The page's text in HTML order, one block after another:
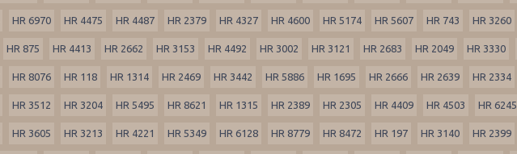
HR 6970 HR 4475 HR 4487 HR 2379 HR 4327 HR 4600 HR 5174 HR 5607 HR 743 HR 3260
HR 875 HR 4413 HR 2662 HR 3153 HR 4492 HR 3002 HR 3121 HR 2683 HR 2049 HR 3330
HR 8076 HR 118 HR 1314 HR 2469 HR 3442 HR 5886 HR 1695 HR 2666 HR 2639 HR 2334
HR 3512 HR 3204 HR 5495 HR 8621 HR 1315 HR 2389 HR 2305 HR 4409 HR 4503 HR 6245
HR 3605 HR 3213 HR 4221 HR 5349 HR 6128 HR 8779 HR 8472 HR 197 HR 3140 HR 2399